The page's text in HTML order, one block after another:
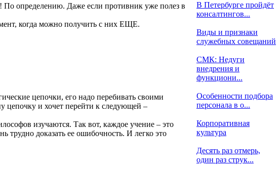
По определению. Даже если противник уже полез в
когда можно получить с них ЕЩЕ.
цепочки, его надо перебивать своими
цепочку и хочет перейти к следующей –
изучаются. Так вот, каждое учение – это
трудно доказать ее ошибочность. И легко это
В Петербурге пройдёт
консалтингов...
Виды и признаки
служебных совещаний
СМК: Недуги
внедрения и
функциони...
Особенности подбора
персонала в о...
Корпоративная
культура
Десять раз отмерь,
один раз струк...